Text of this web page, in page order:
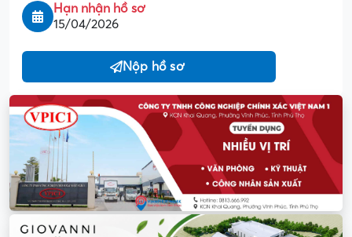
Hạn nhận hồ sơ
15/04/2026
Nộp hồ sơ